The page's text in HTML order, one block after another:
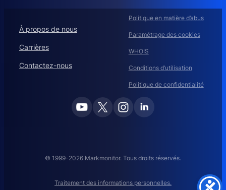
À propos de nous
Carrières
Contactez-nous
Politique en matière d’abus
Paramétrage des cookies
WHOIS
Conditions d’utilisation
Politique de confidentialité
© 1999-2026 Markmonitor. Tous droits réservés.
Traitement des informations personnelles.